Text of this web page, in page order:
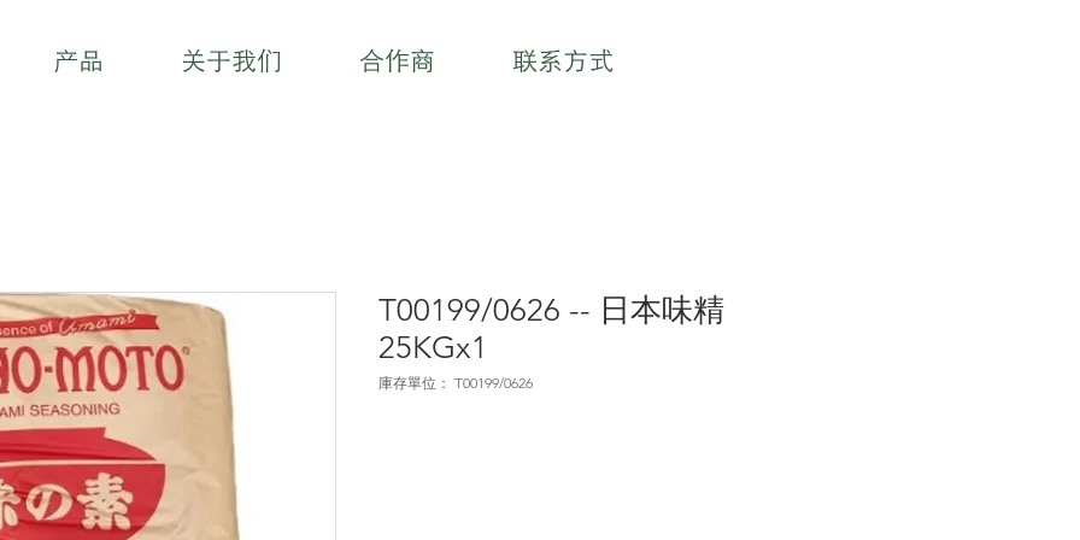
产品 关于我们 合作商 联系方式
T00199/0626 -- 日本味精
25KGx1
庫存單位： T00199/0626